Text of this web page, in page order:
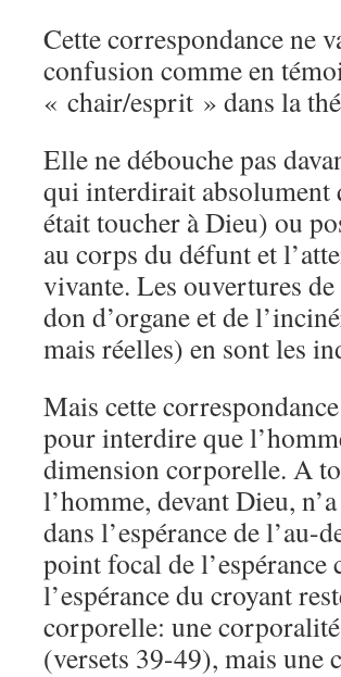
Cette correspondance ne
confusion comme en
« chair/esprit » dans la
Elle ne débouche pas
qui interdirait absolument
était toucher à Dieu) ou
au corps du défunt et
vivante. Les ouvertures
don d’organe et de
mais réelles) en sont les
Mais cette
pour interdire que
dimension corporelle. A
l’homme, devant Dieu,
dans l’espérance de l’au-
point focal de l’espérance
l’espérance du croyant
corporelle: une
(versets 39-49), mais une